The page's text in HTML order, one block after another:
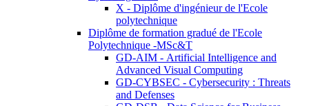
X - Diplôme d'ingénieur de l'Ecole
polytechnique
Diplôme de formation gradué de l'Ecole
Polytechnique -MSc&T
GD-AIM - Artificial Intelligence and
Advanced Visual Computing
GD-CYBSEC - Cybersecurity : Threats
and Defenses